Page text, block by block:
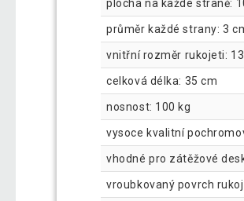
plocha na každé straně:
průměr každé strany: 3
vnitřní rozměr rukojeti:
celková délka: 35 cm
nosnost: 100 kg
vysoce kvalitní
vhodné pro zátěžové
vroubkovaný povrch